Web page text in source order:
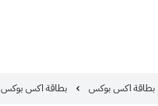
بطاقة اكس بوكس بطاقة اكس بوكس 5 دولار أمريكي